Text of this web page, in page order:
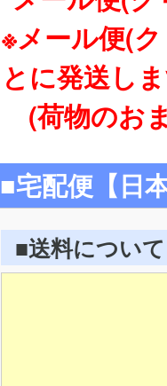
※メール便(
とに発送し
(荷物のお
■宅配便【日
■送料について